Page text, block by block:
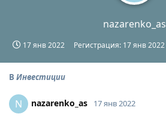
nazarenko_as
17 янв 2022 Регистрация: 17 янв 2022
В Инвестиции
N nazarenko_as 17 янв 2022